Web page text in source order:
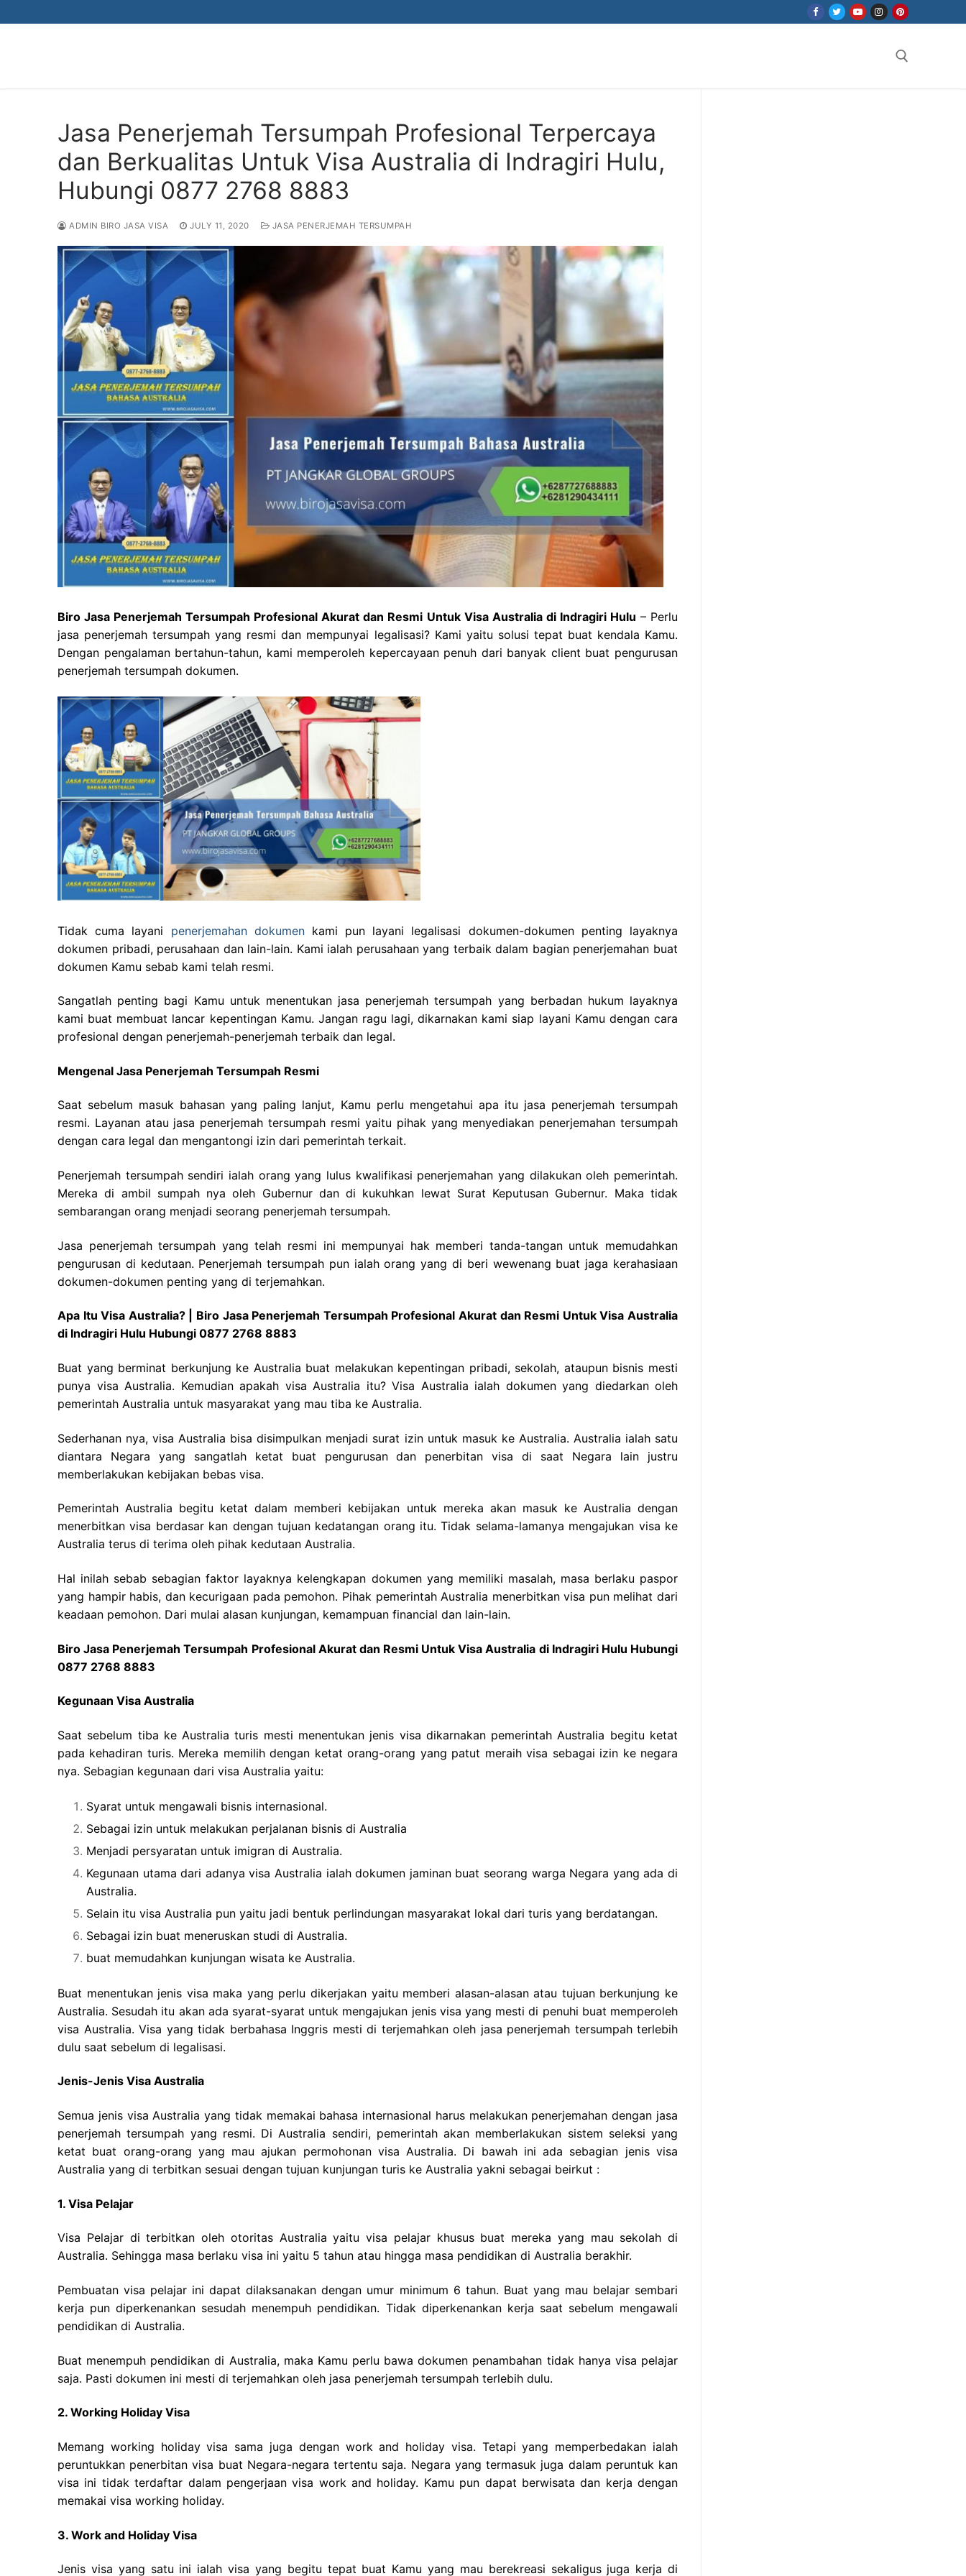
to
Jasa Penerjemah Tersumpah Profesional Terpercaya
dan Berkualitas Untuk Visa Australia di Indragiri Hulu,
Hubungi 0877 2768 8883
ADMIN BIRO JASA VISA JULY 11, 2020 JASA PENERJEMAH TERSUMPAH
Biro Jasa Penerjemah Tersumpah Profesional Akurat dan Resmi Untuk Visa Australia di Indragiri Hulu – Perlu
jasa penerjemah tersumpah yang resmi dan mempunyai legalisasi? Kami yaitu solusi tepat buat kendala Kamu.
Dengan pengalaman bertahun-tahun, kami memperoleh kepercayaan penuh dari banyak client buat pengurusan
penerjemah tersumpah dokumen.
Tidak cuma layani penerjemahan dokumenkami pun layani legalisasi dokumen-dokumen penting layaknya
dokumen pribadi, perusahaan dan lain-lain. Kami ialah perusahaan yang terbaik dalam bagian penerjemahan buat
dokumen Kamu sebab kami telah resmi.
Sangatlah penting bagi Kamu untuk menentukan jasa penerjemah tersumpah yang berbadan hukum layaknya
kami buat membuat lancar kepentingan Kamu. Jangan ragu lagi, dikarnakan kami siap layani Kamu dengan cara
profesional dengan penerjemah-penerjemah terbaik dan legal.
Mengenal Jasa Penerjemah Tersumpah Resmi
Saat sebelum masuk bahasan yang paling lanjut, Kamu perlu mengetahui apa itu jasa penerjemah tersumpah
resmi. Layanan atau jasa penerjemah tersumpah resmi yaitu pihak yang menyediakan penerjemahan tersumpah
dengan cara legal dan mengantongi izin dari pemerintah terkait.
Penerjemah tersumpah sendiri ialah orang yang lulus kwalifikasi penerjemahan yang dilakukan oleh pemerintah.
Mereka di ambil sumpah nya oleh Gubernur dan di kukuhkan lewat Surat Keputusan Gubernur. Maka tidak
sembarangan orang menjadi seorang penerjemah tersumpah.
Jasa penerjemah tersumpah yang telah resmi ini mempunyai hak memberi tanda-tangan untuk memudahkan
pengurusan di kedutaan. Penerjemah tersumpah pun ialah orang yang di beri wewenang buat jaga kerahasiaan
dokumen-dokumen penting yang di terjemahkan.
Apa Itu Visa Australia? | Biro Jasa Penerjemah Tersumpah Profesional Akurat dan Resmi Untuk Visa Australia
di Indragiri Hulu Hubungi 0877 2768 8883
Buat yang berminat berkunjung ke Australia buat melakukan kepentingan pribadi, sekolah, ataupun bisnis mesti
punya visa Australia. Kemudian apakah visa Australia itu? Visa Australia ialah dokumen yang diedarkan oleh
pemerintah Australia untuk masyarakat yang mau tiba ke Australia.
Sederhanan nya, visa Australia bisa disimpulkan menjadi surat izin untuk masuk ke Australia. Australia ialah satu
diantara Negara yang sangatlah ketat buat pengurusan dan penerbitan visa di saat Negara lain justru
memberlakukan kebijakan bebas visa.
Pemerintah Australia begitu ketat dalam memberi kebijakan untuk mereka akan masuk ke Australia dengan
menerbitkan visa berdasar kan dengan tujuan kedatangan orang itu. Tidak selama-lamanya mengajukan visa ke
Australia terus di terima oleh pihak kedutaan Australia.
Hal inilah sebab sebagian faktor layaknya kelengkapan dokumen yang memiliki masalah, masa berlaku paspor
yang hampir habis, dan kecurigaan pada pemohon. Pihak pemerintah Australia menerbitkan visa pun melihat dari
keadaan pemohon. Dari mulai alasan kunjungan, kemampuan financial dan lain-lain.
Biro Jasa Penerjemah Tersumpah Profesional Akurat dan Resmi Untuk Visa Australia di Indragiri Hulu Hubungi
0877 2768 8883
Kegunaan Visa Australia
Saat sebelum tiba ke Australia turis mesti menentukan jenis visa dikarnakan pemerintah Australia begitu ketat
pada kehadiran turis. Mereka memilih dengan ketat orang-orang yang patut meraih visa sebagai izin ke negara
nya. Sebagian kegunaan dari visa Australia yaitu:
Syarat untuk mengawali bisnis internasional.
Sebagai izin untuk melakukan perjalanan bisnis di Australia
Menjadi persyaratan untuk imigran di Australia.
Kegunaan utama dari adanya visa Australia ialah dokumen jaminan buat seorang warga Negara yang ada di
Australia.
Selain itu visa Australia pun yaitu jadi bentuk perlindungan masyarakat lokal dari turis yang berdatangan.
Sebagai izin buat meneruskan studi di Australia.
buat memudahkan kunjungan wisata ke Australia.
Buat menentukan jenis visa maka yang perlu dikerjakan yaitu memberi alasan-alasan atau tujuan berkunjung ke
Australia. Sesudah itu akan ada syarat-syarat untuk mengajukan jenis visa yang mesti di penuhi buat memperoleh
visa Australia. Visa yang tidak berbahasa Inggris mesti di terjemahkan oleh jasa penerjemah tersumpah terlebih
dulu saat sebelum di legalisasi.
Jenis-Jenis Visa Australia
Semua jenis visa Australia yang tidak memakai bahasa internasional harus melakukan penerjemahan dengan jasa
penerjemah tersumpah yang resmi. Di Australia sendiri, pemerintah akan memberlakukan sistem seleksi yang
ketat buat orang-orang yang mau ajukan permohonan visa Australia. Di bawah ini ada sebagian jenis visa
Australia yang di terbitkan sesuai dengan tujuan kunjungan turis ke Australia yakni sebagai beirkut :
1. Visa Pelajar
Visa Pelajar di terbitkan oleh otoritas Australia yaitu visa pelajar khusus buat mereka yang mau sekolah di
Australia. Sehingga masa berlaku visa ini yaitu 5 tahun atau hingga masa pendidikan di Australia berakhir.
Pembuatan visa pelajar ini dapat dilaksanakan dengan umur minimum 6 tahun. Buat yang mau belajar sembari
kerja pun diperkenankan sesudah menempuh pendidikan. Tidak diperkenankan kerja saat sebelum mengawali
pendidikan di Australia.
Buat menempuh pendidikan di Australia, maka Kamu perlu bawa dokumen penambahan tidak hanya visa pelajar
saja. Pasti dokumen ini mesti di terjemahkan oleh jasa penerjemah tersumpah terlebih dulu.
2. Working Holiday Visa
Memang working holiday visa sama juga dengan work and holiday visa. Tetapi yang memperbedakan ialah
peruntukkan penerbitan visa buat Negara-negara tertentu saja. Negara yang termasuk juga dalam peruntuk kan
visa ini tidak terdaftar dalam pengerjaan visa work and holiday. Kamu pun dapat berwisata dan kerja dengan
memakai visa working holiday.
3. Work and Holiday Visa
Jenis visa yang satu ini ialah visa yang begitu tepat buat Kamu yang mau berekreasi sekaligus juga kerja di